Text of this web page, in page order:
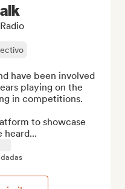
have been involved
playing on the
in competitions.
to showcase
heard...